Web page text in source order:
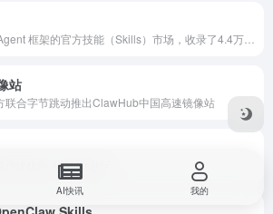
站
联合字节跳动推出ClawHub中国高速镜像站
优化的 AI Skills社区
AI快讯 我的